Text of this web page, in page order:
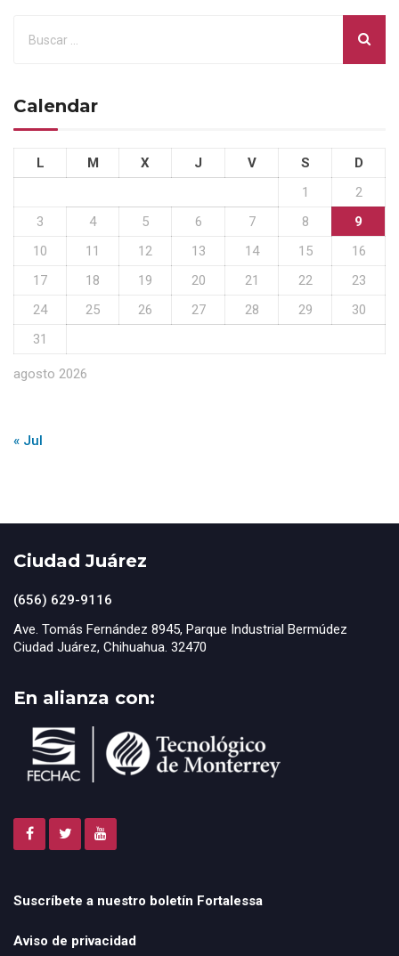
Calendar
agosto 2026
L M X J V S
D
1
2
3
4 5 6 7 8
9
10
11 12 13 14 15
16
17
18 19 20 21 22
23
24
25 26 27 28 29
30
31
« Jul
Ciudad Juárez
(656) 629-9116
Ave. Tomás Fernández 8945, Parque Industrial Bermúdez
Ciudad Juárez, Chihuahua. 32470
En alianza con:
Suscríbete a nuestro boletín Fortalessa
Aviso de privacidad